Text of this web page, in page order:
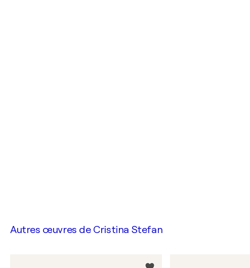
Autres œuvres de Cristina Stefan